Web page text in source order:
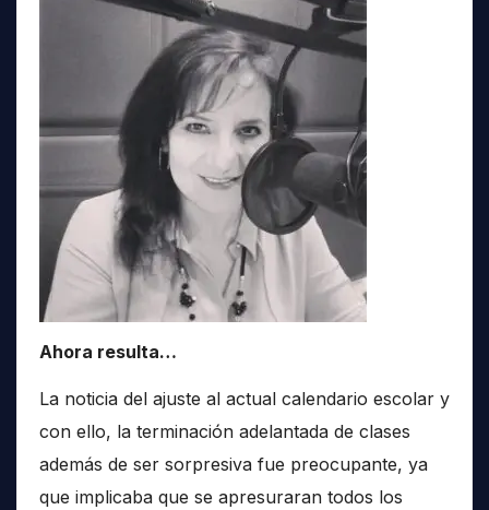
Ahora resulta…
La noticia del ajuste al actual calendario escolar y
con ello, la terminación adelantada de clases
además de ser sorpresiva fue preocupante, ya
que implicaba que se apresuraran todos los